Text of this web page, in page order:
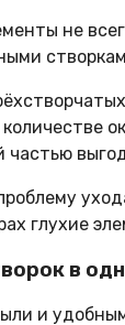
не
частью
глухие
в
и